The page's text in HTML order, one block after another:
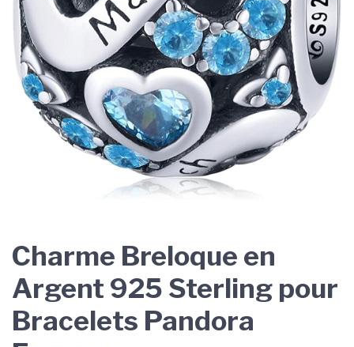
Charme Breloque en
Argent 925 Sterling pour
Bracelets Pandora